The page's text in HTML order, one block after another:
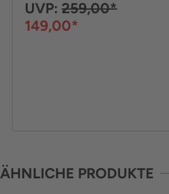
UVP: 259,00*
149,00*
ÄHNLICHE PRODUKTE